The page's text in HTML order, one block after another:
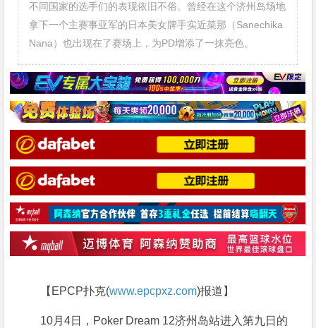
不同国家的选手们的表现依旧不俗。曾经在这个济州岛场地
拿下一个主赛事亚军的日本美女牌手实近菜那（Sanechika
Nana）也出现在了赛场上，为PD增添了一抹亮色。
【EPCP扑克(www.epcpxz.com)报道】
10月4日，Poker Dream 12济州岛站进入第九日的